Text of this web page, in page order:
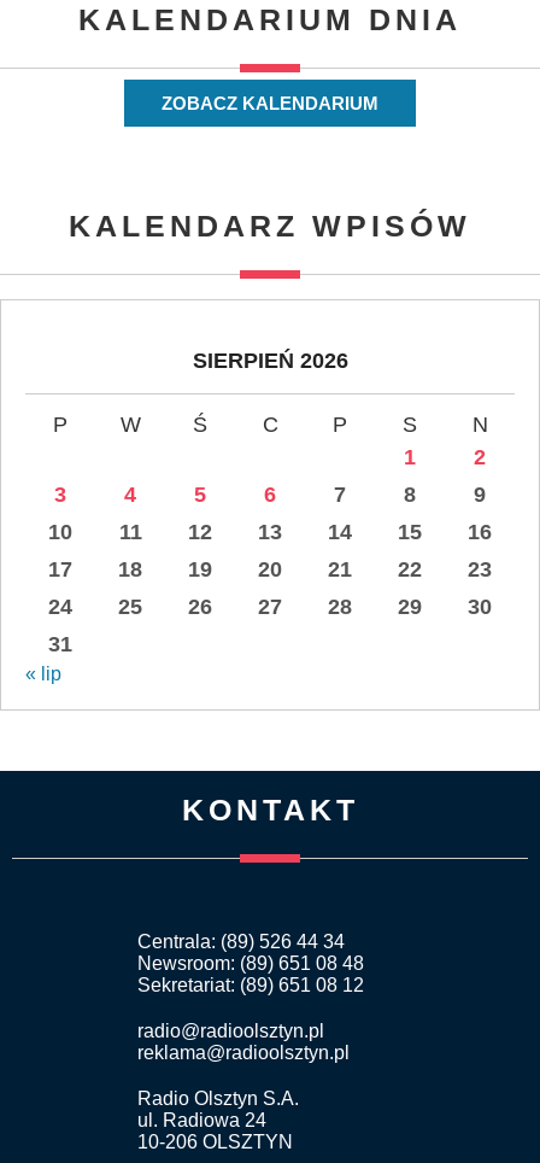
KALENDARIUM DNIA
ZOBACZ KALENDARIUM
KALENDARZ WPISÓW
SIERPIEŃ 2026
P W Ś C P S
N
1
2
3
4 5 6 7 8
9
10
11 12 13 14 15
16
17
18 19 20 21 22
23
24
25 26 27 28 29
30
31
« lip
KONTAKT
Centrala: (89) 526 44 34
Newsroom: (89) 651 08 48
Sekretariat: (89) 651 08 12
radio@radioolsztyn.pl
reklama@radioolsztyn.pl
Radio Olsztyn S.A.
ul. Radiowa 24
10-206 OLSZTYN